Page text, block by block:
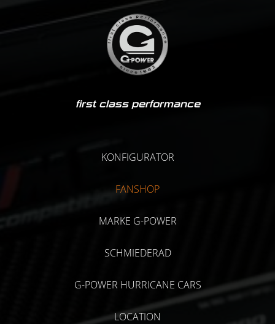
first class performance
KONFIGURATOR
FANSHOP
MARKE G-POWER
SCHMIEDERAD
G-POWER HURRICANE CARS
LOCATION